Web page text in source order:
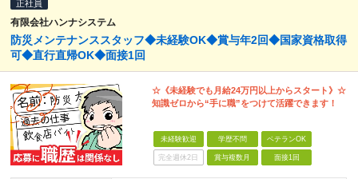
正社員
有限会社ハンナシステム
防災メンテナンススタッフ◆未経験OK◆賞与年2回◆国家資格取得
可◆直行直帰OK◆面接1回
☆《未経験でも月給24万円以上からスタート》☆
知識ゼロから“手に職”をつけて活躍できます！
未経験歓迎 学歴不問 ベテランOK
完全週休2日 賞与複数月 面接1回